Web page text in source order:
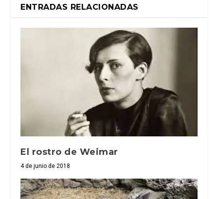
ENTRADAS RELACIONADAS
El rostro de Weimar
4 de junio de 2018